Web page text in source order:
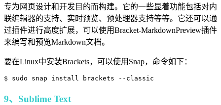
专为网页设计和开发目的而构建。它的一些显着功能包括对内
联编辑器的支持、实时预览、预处理器支持等等。它还可以通
过插件进行高度扩展，可以使用Bracket-MarkdownPreview插件
来编写和预览Markdown文档。
要在Linux中安装Brackets，可以使用Snap，命令如下：
$ sudo snap install brackets --classic
9、Sublime Text